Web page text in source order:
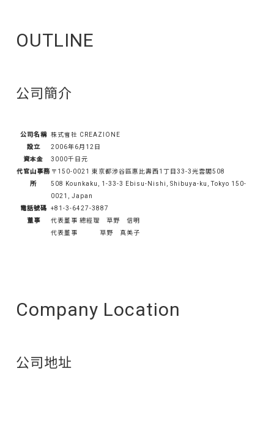
OUTLINE
公司簡介
公司名稱 株式會社 CREAZIONE
設立
2006年6月12日
資本金
3000千日元
代官山事務
所
〒150-0021 東京都涉谷區惠比壽西1丁目33-3光雲閣508
508 Kounkaku, 1-33-3 Ebisu-Nishi, Shibuya-ku, Tokyo 150-
0021, Japan
電話號碼
+81-3-6427-3887
董事
代表董事 總經理 草野 信明
代表董事 草野 真美子
Company Location
公司地址